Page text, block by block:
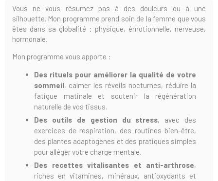
Vous ne vous résumez pas à des douleurs ou à une
silhouette. Mon programme prend soin de la femme que vous
êtes dans sa globalité : physique, émotionnelle, nerveuse,
hormonale.
Mon programme vous apporte :
Des rituels pour améliorer la qualité de votre
sommeil, calmer les réveils nocturnes, réduire la
fatigue matinale et soutenir la régénération
naturelle de vos tissus.
Des outils de gestion du stress, avec des
exercices de respiration, des routines bien-être,
des plantes adaptogènes et des pratiques simples
pour alléger votre charge mentale.
Des recettes vitalisantes et anti-arthrose,
riches en vitamines, minéraux, antioxydants et